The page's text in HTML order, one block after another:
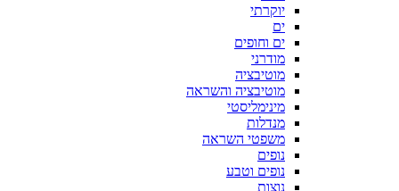
יוקרתי
ים
ים וחופים
מודרני
מוטיבציה
מוטיבציה והשראה
מינימליסטי
מנדלות
משפטי השראה
נופים
נופים וטבע
נוצות